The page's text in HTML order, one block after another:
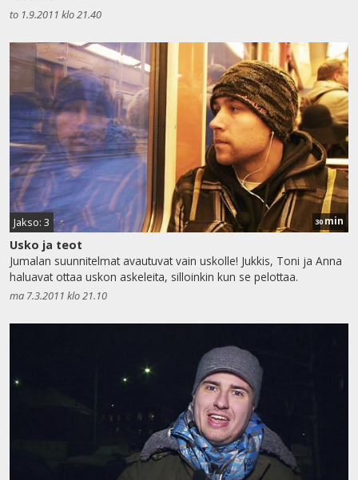
to 1.9.2011 klo 21.40
Jakso: 3 30 min
Usko ja teot
Jumalan suunnitelmat avautuvat vain uskolle! Jukkis, Toni ja Anna
haluavat ottaa uskon askeleita, silloinkin kun se pelottaa.
ma 7.3.2011 klo 21.10